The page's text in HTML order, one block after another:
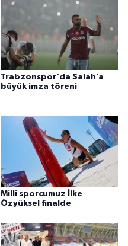
Trabzonspor'da Salah’a
büyük imza töreni
Milli sporcumuz İlke
Özyüksel finalde